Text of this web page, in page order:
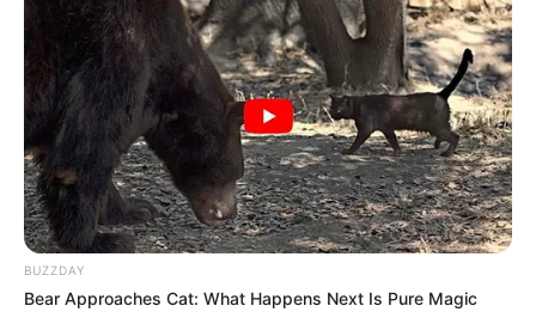
BUZZDAY
Bear Approaches Cat: What Happens Next Is Pure Magic